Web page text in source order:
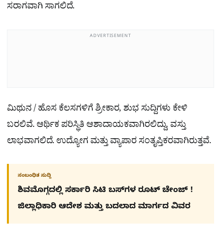
ಸರಾಗವಾಗಿ ಸಾಗಲಿದೆ.
ADVERTISEMENT
ಮಿಥುನ / ಹೊಸ ಕೆಲಸಗಳಿಗೆ ಶ್ರೀಕಾರ, ಶುಭ ಸುದ್ದಿಗಳು ಕೇಳಿ
ಬರಲಿವೆ. ಆರ್ಥಿಕ ಪರಿಸ್ಥಿತಿ ಆಶಾದಾಯಕವಾಗಿರಲಿದ್ದು, ವಸ್ತು
ಲಾಭವಾಗಲಿದೆ. ಉದ್ಯೋಗ ಮತ್ತು ವ್ಯಾಪಾರ ಸಂತೃಪ್ತಿಕರವಾಗಿರುತ್ತವೆ.
ಸಂಬಂಧಿತ ಸುದ್ದಿ
ಶಿವಮೊಗ್ಗದಲ್ಲಿ ಸರ್ಕಾರಿ ಸಿಟಿ ಬಸ್​ಗಳ ರೂಟ್ ಚೇಂಜ್ !
ಜಿಲ್ಲಾಧಿಕಾರಿ ಆದೇಶ ಮತ್ತು ಬದಲಾದ ಮಾರ್ಗದ ವಿವರ